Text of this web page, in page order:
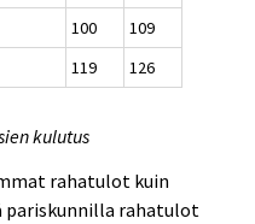
100
109
119 126
kulutus
rahatulot kuin
pariskunnilla rahatulot